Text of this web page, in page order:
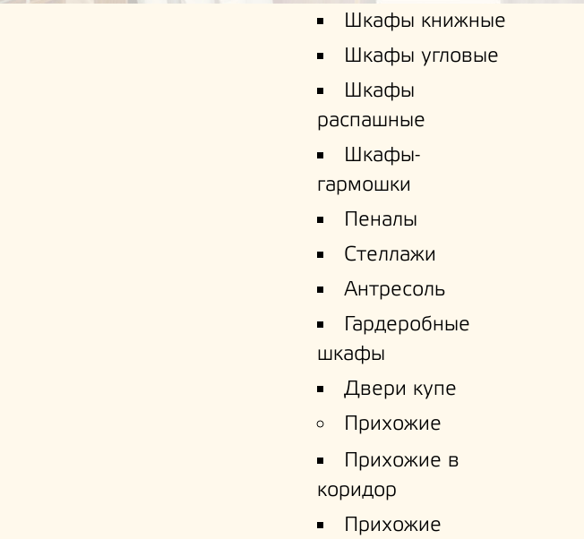
Шкафы книжные
Шкафы угловые
Шкафы
распашные
Шкафы-
гармошки
Пеналы
Стеллажи
Антресоль
Гардеробные
шкафы
Двери купе
Прихожие
Прихожие в
коридор
Прихожие